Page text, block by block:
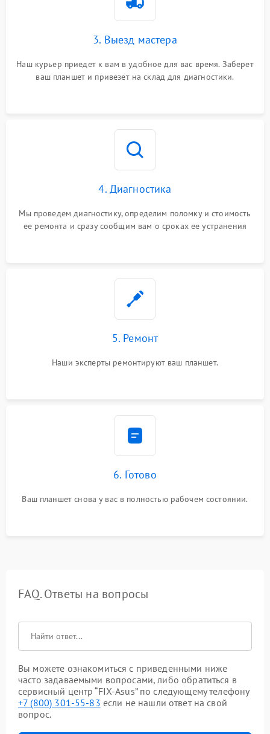
3. Выезд мастера
Наш курьер приедет к вам в удобное для вас время. Заберет
ваш планшет и привезет на склад для диагностики.
4. Диагностика
Мы проведем диагностику, определим поломку и стоимость
ее ремонта и сразу сообщим вам о сроках ее устранения
5. Ремонт
Наши эксперты ремонтируют ваш планшет.
6. Готово
Ваш планшет снова у вас в полностью рабочем состоянии.
FAQ. Ответы на вопросы
Вы можете ознакомиться с приведенными ниже
часто задаваемыми вопросами, либо обратиться в
сервисный центр “FIX-Asus” по следующему телефону
+7 (800) 301-55-83 если не нашли ответ на свой
вопрос.